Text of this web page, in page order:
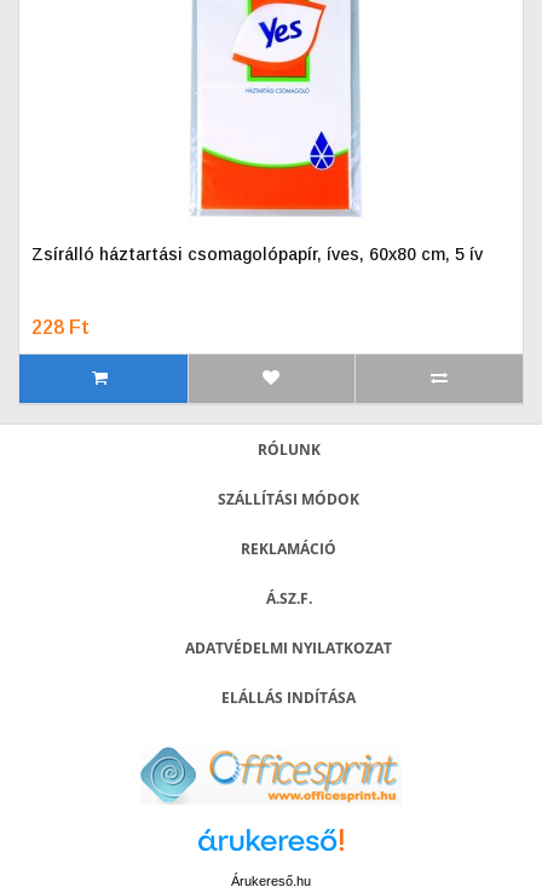
Zsírálló háztartási csomagolópapír, íves, 60x80 cm, 5 ív
228 Ft
RÓLUNK
SZÁLLÍTÁSI MÓDOK
REKLAMÁCIÓ
Á.SZ.F.
ADATVÉDELMI NYILATKOZAT
ELÁLLÁS INDÍTÁSA
Árukereső.hu